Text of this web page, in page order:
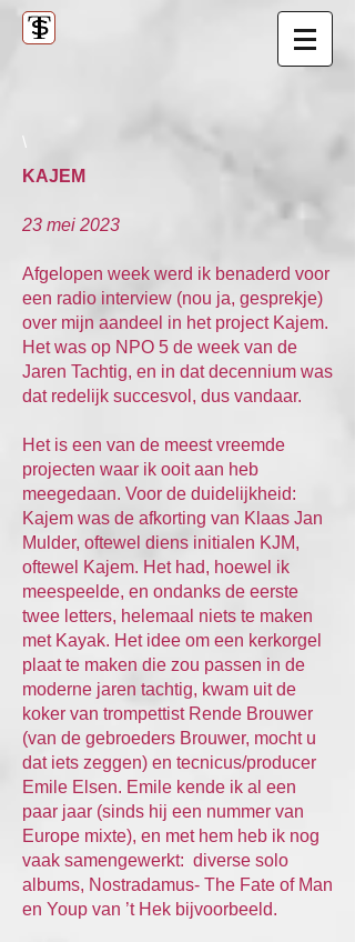
\
KAJEM
23 mei 2023
Afgelopen week werd ik benaderd voor
een radio interview (nou ja, gesprekje)
over mijn aandeel in het project Kajem.
Het was op NPO 5 de week van de
Jaren Tachtig, en in dat decennium was
dat redelijk succesvol, dus vandaar.
Het is een van de meest vreemde
projecten waar ik ooit aan heb
meegedaan. Voor de duidelijkheid:
Kajem was de afkorting van Klaas Jan
Mulder, oftewel diens initialen KJM,
oftewel Kajem. Het had, hoewel ik
meespeelde, en ondanks de eerste
twee letters, helemaal niets te maken
met Kayak. Het idee om een kerkorgel
plaat te maken die zou passen in de
moderne jaren tachtig, kwam uit de
koker van trompettist Rende Brouwer
(van de gebroeders Brouwer, mocht u
dat iets zeggen) en tecnicus/producer
Emile Elsen. Emile kende ik al een
paar jaar (sinds hij een nummer van
Europe mixte), en met hem heb ik nog
vaak samengewerkt: diverse solo
albums, Nostradamus- The Fate of Man
en Youp van ’t Hek bijvoorbeeld.